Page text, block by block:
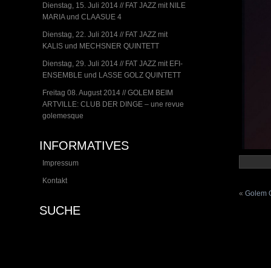
Dienstag, 15. Juli 2014 // FAT JAZZ mit NILE
MARIA und CLAASUE 4
Dienstag, 22. Juli 2014 // FAT JAZZ mit
KALIS und MECHSNER QUINTETT
Dienstag, 29. Juli 2014 // FAT JAZZ mit EFI-
ENSEMBLE und LASSE GOLZ QUINTETT
Freitag 08. August 2014 // GOLEM BEIM
ARTVILLE: CLUB DER DINGE – une revue
golemesque
INFORMATIVES
Impressum
Kontakt
SUCHE
« Golem